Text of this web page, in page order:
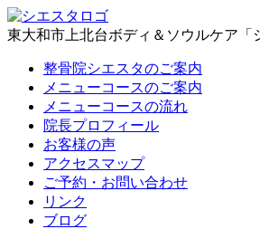
東大和市上北台ボディ＆ソウルケア「
整骨院シエスタのご案内
メニューコースのご案内
メニューコースの流れ
院長プロフィール
お客様の声
アクセスマップ
ご予約・お問い合わせ
リンク
ブログ